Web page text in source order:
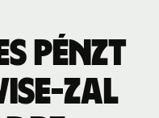
pénzt
zal